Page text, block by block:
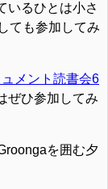
いるひとは小さ
ても参加してみ
メント読書会6
ぜひ参加してみ
を囲む夕